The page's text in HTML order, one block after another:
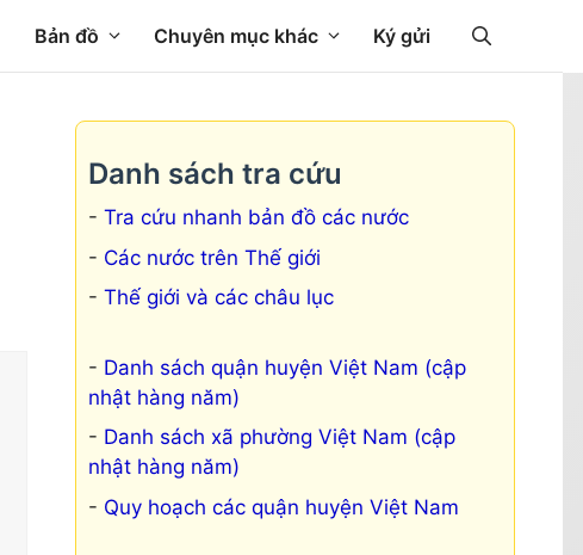
Bản đồ Chuyên mục khác Ký gửi
Danh sách tra cứu
Tra cứu nhanh bản đồ các nước
Các nước trên Thế giới
Thế giới và các châu lục
Danh sách quận huyện Việt Nam (cập
nhật hàng năm)
Danh sách xã phường Việt Nam (cập
nhật hàng năm)
Quy hoạch các quận huyện Việt Nam